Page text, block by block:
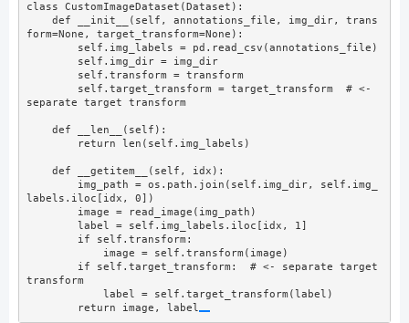
class CustomImageDataset(Dataset):
def
__init__ ( self , annotations_file, img_dir, trans
form=None , target_transform=None ):
self .img_labels =
self .img_dir = img_dir
self .transform = transform
self .target_transform = target_transform # <-
separate target transform
def __len__ ( self ):
return
len ( self .img_labels)
def __getitem__ ( self , idx):
        img_path
= os.path.join( self .img_dir, self .img_
labels.iloc[idx, 0 ])
        image
= read_image(img_path)
        label
= self .img_labels.iloc[idx, 1
if
self .transform:
            image
= self .transform(image)
if
self .target_transform: # <- separate target
transform
            label
= self .target_transform(label)
return image, label